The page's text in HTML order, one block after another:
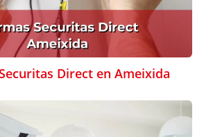
Direct en Ameixida